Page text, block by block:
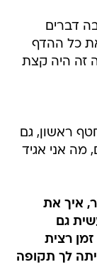
הרבה דברים
כל ההדף
זה היה קצת
ראשון, גם
מה אני אגיד
איך את
גם
רצית
לך תקופה